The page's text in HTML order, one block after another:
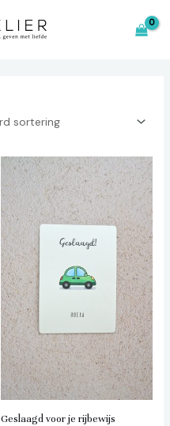
Geslaagd voor je rijbewijs